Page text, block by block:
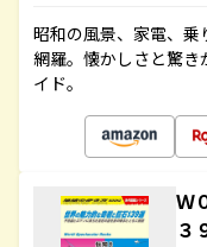
昭和の風景、家電、
網羅。懐かしさと驚
イド。
Ｗ
３